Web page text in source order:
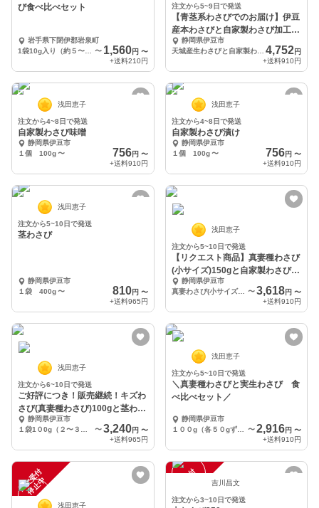
び食べ比べセット
岩手県下閉伊郡岩泉町
〜 1,560円 〜
+送料210円
注文から5~9日で発送
【青茎系わさびでのお届け】伊豆
産本わさびと自家製わさび加工品
お試しセット
静岡県伊豆市
天城産生わさびと自家製わさび加工品3種
4,752円
+送料910円
浅田恵子
注文から4~8日で発送
自家製わさび味噌
静岡県伊豆市
１個 100g〜 756円 〜
+送料910円
浅田恵子
注文から4~8日で発送
自家製わさび漬け
静岡県伊豆市
１個 100g 〜 756円 〜
+送料910円
浅田恵子
注文から5~10日で発送
茎わさび
静岡県伊豆市
１袋 400g〜 810円 〜
+送料965円
浅田恵子
注文から5~10日で発送
【リクエスト商品】真妻種わさび
(小サイズ)150gと自家製わさび加
工品セット
静岡県伊豆市
真妻わさび(小サイズ)150gと茎醤油漬け１個
〜3,618円 〜
+送料910円
浅田恵子
注文から6~10日で発送
ご好評につき！販売継続！キズわ
さび(真妻種わさび)100gと茎わさ
び400g
静岡県伊豆市
〜 3,240円 〜
+送料965円
浅田恵子
注文から5~10日で発送
＼真妻種わさびと実生わさび 食
べ比べセット／
静岡県伊豆市
１００g（各５０gずつ）
〜2,916円 〜
+送料910円
注
文
受
付
停
止
中
浅田恵子
注
文
受
付
停
止 吉川昌文
注文から3~10日で発送